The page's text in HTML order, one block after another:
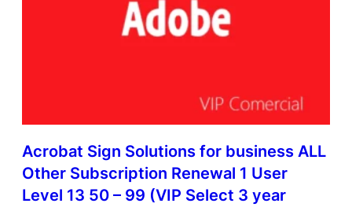
Acrobat Sign Solutions for business ALL
Other Subscription Renewal 1 User
Level 13 50 – 99 (VIP Select 3 year